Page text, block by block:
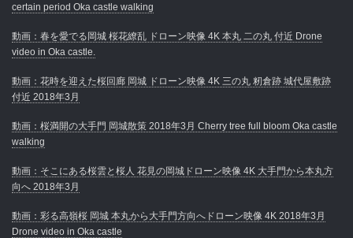
certain period Oka castle walking
動画：春を愛でる岡城 桜花繚乱 ドローン映像 4K 本丸 二の丸 付近 Drone
video in Oka castle.
動画：花時を迎えた桜回廊 岡城 ドローン映像 4K 三の丸 籾倉跡 城代屋敷跡
付近 2018年3月
動画：桜満開の大手門 岡城散策 2018年3月 Cherry tree full bloom Oka castle
walking
動画：そこにある桜雲と桜人 花見の岡城ドローン映像 4K 大手門から本丸方
向へ 2018年3月
動画：彩る高嶺桜 岡城 本丸から大手門方向へドローン映像 4K 2018年3月
Drone video in Oka castle